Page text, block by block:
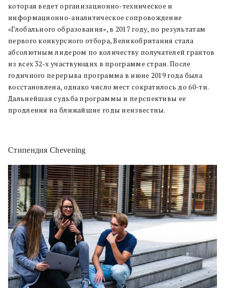
которая ведет организационно-техническое и
информационно-аналитическое сопровождение
«Глобального образования», в 2017 году, по результатам
первого конкурсного отбора, Великобритания стала
абсолютным лидером по количеству получателей грантов
из всех 32-х участвующих в программе стран. После
годичного перерыва программа в июне 2019 года была
восстановлена, однако число мест сократилось до 60-ти.
Дальнейшая судьба программы и перспективы ее
продления на ближайшие годы неизвестны.
Стипендия Сhevening